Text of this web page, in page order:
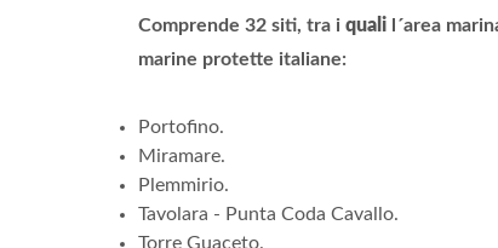
Comprende 32 siti, tra i quali l´area
marine protette italiane:
Portofino.
Miramare.
Plemmirio.
Tavolara - Punta Coda Cavallo.
Torre Guaceto.